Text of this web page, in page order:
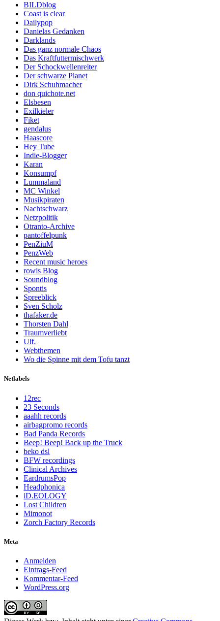
BILDblog
Coast is clear
Dailypop
Danielas Gedanken
Darklands
Das ganz normale Chaos
Das Kraftfuttermischwerk
Der Schockwellenreiter
Der schwarze Planet
Dirk Schuhmacher
don quichote.net
Elsbesen
Exilkieler
Fiket
gendalus
Haascore
Hey Tube
Indie-Blogger
Karan
Konsumpf
Lummaland
MC Winkel
Musikpiraten
Nachtschwarz
Netzpolitik
Otranto-Archive
pantoffelpunk
PenZiuM
PenzWeb
Recent music heroes
rowis Blog
Soundblog
Spontis
Spreeblick
Sven Scholz
thafaker.de
Thorsten Dahl
Traumverliebt
Ulf.
Webthemen
Wo die Spinne mit dem Tofu tanzt
Netlabels
12rec
23 Seconds
aaahh records
airbagpromo records
Bad Panda Records
Beep! Beep! Back up the Truck
beko dsl
BFW recordings
Clinical Archives
EardrumsPop
Headphonica
iD.EOLOGY
Lost Children
Mimonot
Zorch Factory Records
Meta
Anmelden
Eintrags-Feed
Kommentar-Feed
WordPress.org